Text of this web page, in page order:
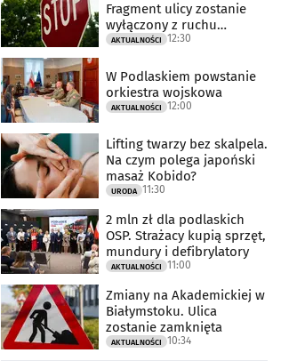
Fragment ulicy zostanie
wyłączony z ruchu
drogowego
AKTUALNOŚCI 12:30
W Podlaskiem powstanie
orkiestra wojskowa
AKTUALNOŚCI 12:00
Lifting twarzy bez skalpela.
Na czym polega japoński
masaż Kobido?
URODA 11:30
2 mln zł dla podlaskich
OSP. Strażacy kupią sprzęt,
mundury i defibrylatory
AKTUALNOŚCI 11:00
Zmiany na Akademickiej w
Białymstoku. Ulica
zostanie zamknięta
AKTUALNOŚCI 10:34